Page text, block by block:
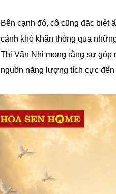
Bên cạnh đó, cô cũng đặc biệt
cảnh khó khăn thông qua
Thị Vân Nhi mong rằng sự góp
nguồn năng lượng tích cực đến